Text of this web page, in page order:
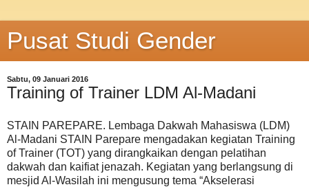
Pusat Studi Gender
Sabtu, 09 Januari 2016
Training of Trainer LDM Al-Madani
STAIN PAREPARE. Lembaga Dakwah Mahasiswa (LDM)
Al-Madani STAIN Parepare mengadakan kegiatan Training
of Trainer (TOT) yang dirangkaikan dengan pelatihan
dakwah dan kaifiat jenazah. Kegiatan yang berlangsung di
mesjid Al-Wasilah ini mengusung tema “Akselerasi